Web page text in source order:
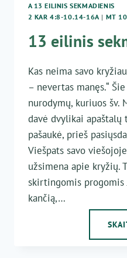
A 13 EILINIS SEKMADIENIS
2 KAR 4:8-10.14-16A | MT
13 eilinis
Kas neima savo
– nevertas manęs.“
nurodymų, kuriuos šv.
davė dvylikai
pašaukė, prieš
Viešpats savo
užsimena apie kryžių.
skirtingomis progomis
kančią,…